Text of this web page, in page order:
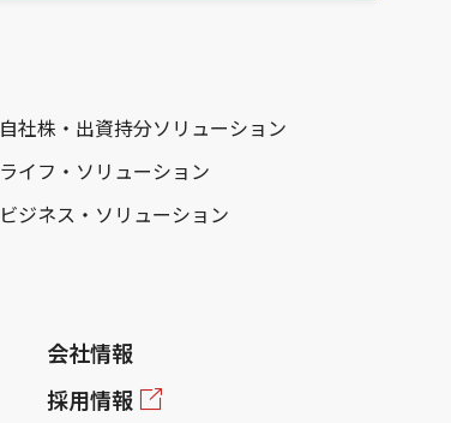
自社株・出資持分ソリューション
ライフ・ソリューション
ビジネス・ソリューション
会社情報
採用情報